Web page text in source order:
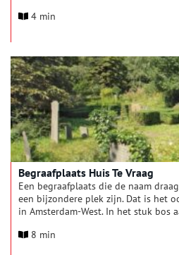
tot 1572. Het kerkzegel van de
4 min
Begraafplaats Huis Te Vraag
Een begraafplaats die de naam
een bijzondere plek zijn. Dat is het
in Amsterdam-West. In het stuk bos
8 min